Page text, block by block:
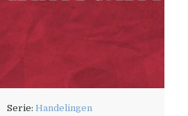
Serie:Handelingen